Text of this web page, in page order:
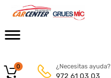
¿Necesitas ayuda?
972 61 03 03
0